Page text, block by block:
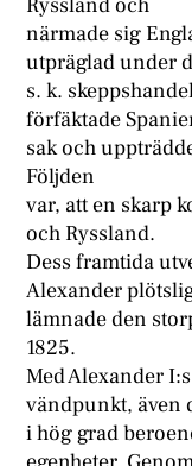
Ryssland och
närmade sig
utpräglad under
s. k.
förfäktade
sak och
Följden
var, att en skarp
och Ryssland.
Dess framtida
Alexander
lämnade den
1825.
Med Alexander
vändpunkt, även
i hög grad